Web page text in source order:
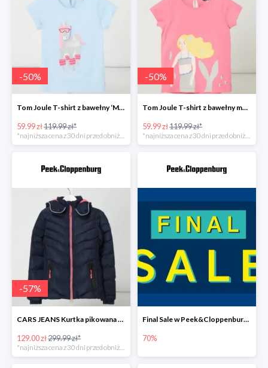
-50%
Tom Joule T-shirt z bawełny ‘Maggie’ Bleu -50%
59.99 zł119.99 zł*
-50%
Tom Joule T-shirt z bawełny model ‘Maggie’ -50%
59.99 zł119.99 zł*
-57%
CARS JEANS Kurtka pikowana z watowaniem -50%
129.00 zł299.99 zł*
Final Sale w Peek&Cloppenburg do -70%
70%